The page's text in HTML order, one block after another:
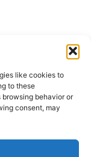
like cookies to
to these
behavior or
consent, may